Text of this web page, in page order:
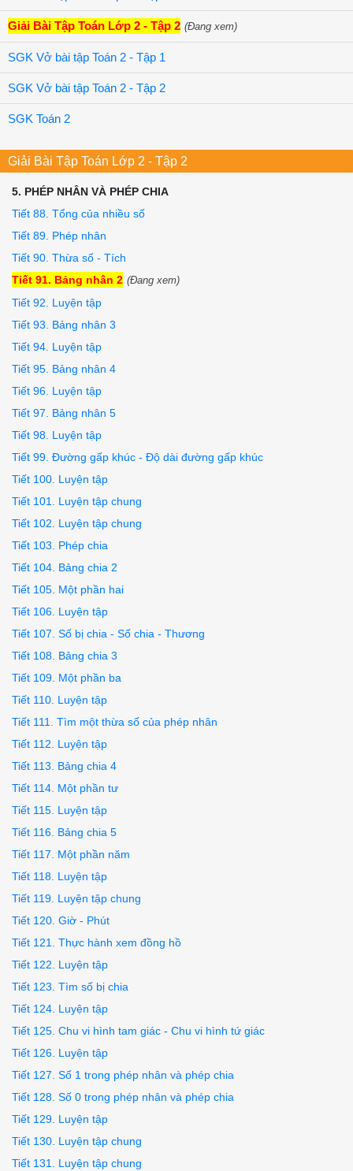
Giải Bài Tập Toán Lớp 2 - Tập 2 (Đang xem)
SGK Vở bài tập Toán 2 - Tập 1
SGK Vở bài tập Toán 2 - Tập 2
SGK Toán 2
Giải Bài Tập Toán Lớp 2 - Tập 2
5. PHÉP NHÂN VÀ PHÉP CHIA
Tiết 88. Tổng của nhiều số
Tiết 89. Phép nhân
Tiết 90. Thừa số - Tích
Tiết 91. Bảng nhân 2 (Đang xem)
Tiết 92. Luyện tập
Tiết 93. Bảng nhân 3
Tiết 94. Luyện tập
Tiết 95. Bảng nhân 4
Tiết 96. Luyện tập
Tiết 97. Bảng nhân 5
Tiết 98. Luyện tập
Tiết 99. Đường gấp khúc - Độ dài đường gấp khúc
Tiết 100. Luyện tập
Tiết 101. Luyện tập chung
Tiết 102. Luyện tập chung
Tiết 103. Phép chia
Tiết 104. Bảng chia 2
Tiết 105. Một phần hai
Tiết 106. Luyện tập
Tiết 107. Số bị chia - Số chia - Thương
Tiết 108. Bảng chia 3
Tiết 109. Một phần ba
Tiết 110. Luyện tập
Tiết 111. Tìm một thừa số của phép nhân
Tiết 112. Luyện tập
Tiết 113. Bảng chia 4
Tiết 114. Một phần tư
Tiết 115. Luyện tập
Tiết 116. Bảng chia 5
Tiết 117. Một phần năm
Tiết 118. Luyện tập
Tiết 119. Luyện tập chung
Tiết 120. Giờ - Phút
Tiết 121. Thực hành xem đồng hồ
Tiết 122. Luyện tập
Tiết 123. Tìm số bị chia
Tiết 124. Luyện tập
Tiết 125. Chu vi hình tam giác - Chu vi hình tứ giác
Tiết 126. Luyện tập
Tiết 127. Số 1 trong phép nhân và phép chia
Tiết 128. Số 0 trong phép nhân và phép chia
Tiết 129. Luyện tập
Tiết 130. Luyện tập chung
Tiết 131. Luyện tập chung